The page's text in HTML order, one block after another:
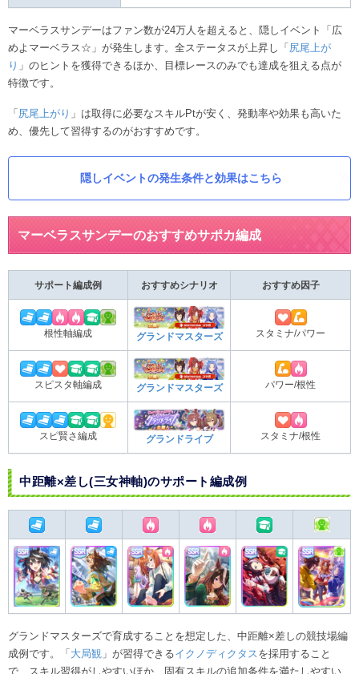
マーベラスサンデーはファン数が24万人を超えると、隠しイベント「広
めよマーベラス☆」が発生します。全ステータスが上昇し「 尻尾上が
り 」のヒントを獲得できるほか、目標レースのみでも達成を狙える点が
特徴です。
「尻尾上がり 」は取得に必要なスキルPtが安く、発動率や効果も高いた
め、優先して習得するのがおすすめです。
隠しイベントの発生条件と効果はこちら
マーベラスサンデーのおすすめサポカ編成
サポート編成例 おすすめシナリオ おすすめ因子
根性軸編成 グランドマスターズ スタミナ/パワー
スピスタ軸編成 グランドマスターズ パワー/根性
スピ賢さ編成 グランドライブ スタミナ/根性
中距離×差し(三女神軸)のサポート編成例
グランドマスターズで育成することを想定した、中距離×差しの競技場編
成例です。「 大局観 」が習得できるイクノディクタスを採用すること
で、スキル習得がしやすいほか、固有スキルの追加条件を満たしやすい